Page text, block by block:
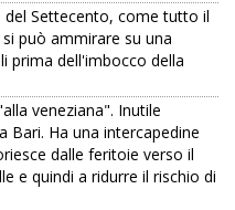
Settecento, come tutto il
può ammirare su una
prima dell'imbocco della
veneziana". Inutile
Bari. Ha una intercapedine
dalle feritoie verso il
e quindi a ridurre il rischio di